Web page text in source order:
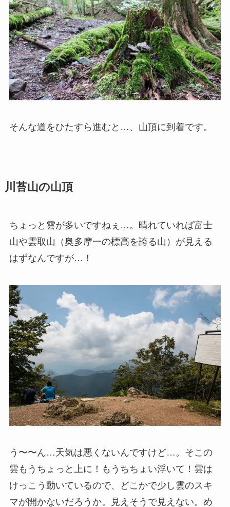
そんな道をひたすら進むと…、山頂に到着です。
川苔山の山頂
ちょっと雲が多いですねぇ…。晴れていれば富士
山や雲取山（奥多摩一の標高を誇る山）が見える
はずなんですが…！
う〜〜ん…天気は悪くないんですけど…。そこの
雲もうちょっと上に！もうちちょい浮いて！雲は
けっこう動いているので、どこかで少し雲のスキ
マが開かないだろうか。見えそうで見えない。め